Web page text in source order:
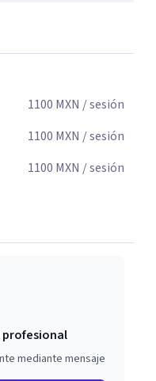
1100 MXN / sesión
1100 MXN / sesión
1100 MXN / sesión
profesional
mediante mensaje